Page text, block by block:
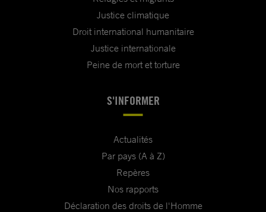
Justice climatique
Droit international humanitaire
Justice internationale
Peine de mort et torture
S'INFORMER
Actualités
Par pays (A à Z)
Repères
Nos rapports
Déclaration des droits de l'Homme